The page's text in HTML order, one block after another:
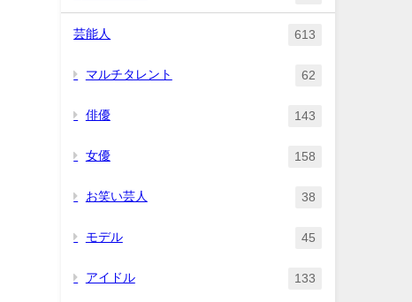
芸能人 613
マルチタレント 62
俳優 143
女優 158
お笑い芸人 38
モデル 45
アイドル 133